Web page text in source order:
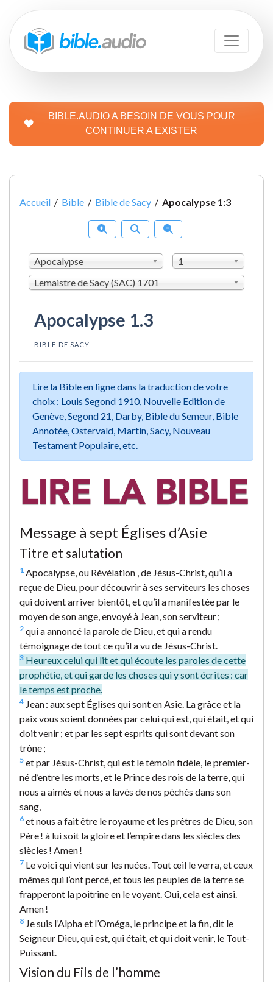
BIBLE.AUDIO A BESOIN DE VOUS POUR
CONTINUER A EXISTER
Accueil / Bible / Bible de Sacy / Apocalypse 1:3
Apocalypse
1
Lemaistre de Sacy (SAC) 1701
Apocalypse 1.3
BIBLE DE SACY
Lire la Bible en ligne dans la traduction de votre
choix : Louis Segond 1910, Nouvelle Edition de
Genève, Segond 21, Darby, Bible du Semeur, Bible
Annotée, Ostervald, Martin, Sacy, Nouveau
Testament Populaire, etc.
Message à sept Églises d’Asie
Titre et salutation
1 Apocalypse, ou Révélation , de Jésus-Christ, qu’il a
reçue de Dieu, pour découvrir à ses serviteurs les choses
qui doivent arriver bientôt, et qu’il a manifestée par le
moyen de son ange, envoyé à Jean, son serviteur ;
2 qui a annoncé la parole de Dieu, et qui a rendu
témoignage de tout ce qu’il a vu de Jésus-Christ.
3 Heureux celui qui lit et qui écoute les paroles de cette
prophétie, et qui garde les choses qui y sont écrites : car
le temps est proche.
4 Jean : aux sept Églises qui sont en Asie. La grâce et la
paix vous soient données par celui qui est, qui était, et qui
doit venir ; et par les sept esprits qui sont devant son
trône ;
5 et par Jésus-Christ, qui est le témoin fidèle, le premier-
né d’entre les morts, et le Prince des rois de la terre, qui
nous a aimés et nous a lavés de nos péchés dans son
sang,
6 et nous a fait être le royaume et les prêtres de Dieu, son
Père ! à lui soit la gloire et l’empire dans les siècles des
siècles ! Amen !
7 Le voici qui vient sur les nuées. Tout œil le verra, et ceux
mêmes qui l’ont percé, et tous les peuples de la terre se
frapperont la poitrine en le voyant. Oui, cela est ainsi.
Amen !
8 Je suis l’Alpha et l’Oméga, le principe et la fin, dit le
Seigneur Dieu, qui est, qui était, et qui doit venir, le Tout-
Puissant.
Vision du Fils de l’homme